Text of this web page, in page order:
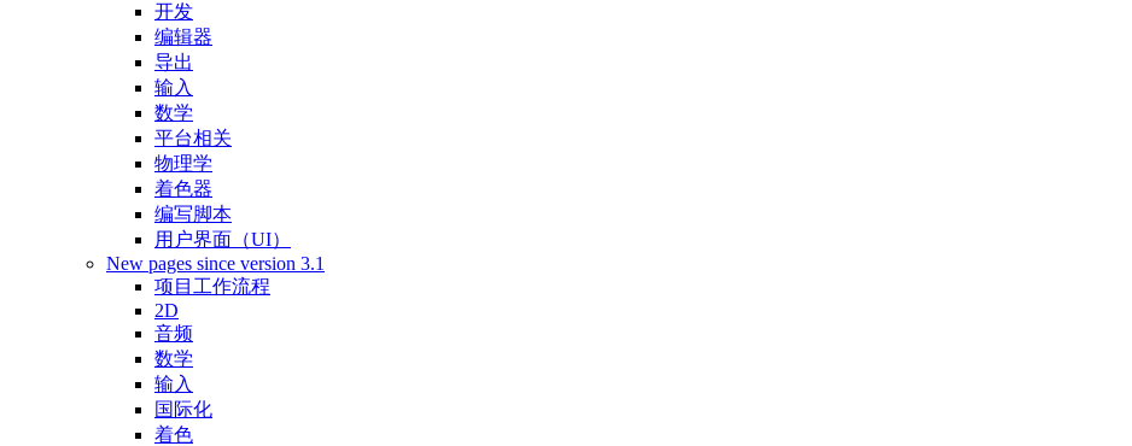
开发
编辑器
导出
输入
数学
平台相关
物理学
着色器
编写脚本
用户界面（UI）
New pages since version 3.1
项目工作流程
2D
音频
数学
输入
国际化
着色